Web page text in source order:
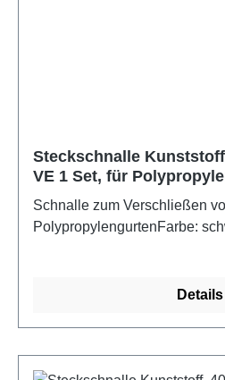
Steckschnalle
VE 1 Set, für
Schnalle zum Verschließen
PolypropylengurtenFarbe:
Details